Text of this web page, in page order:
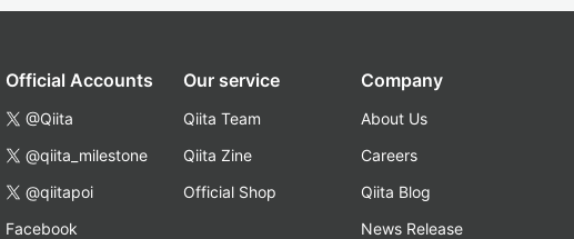
Official Accounts
@Qiita
@qiita_milestone
@qiitapoi
Facebook
Our service
Qiita Team
Qiita Zine
Official Shop
Company
About Us
Careers
Qiita Blog
News Release